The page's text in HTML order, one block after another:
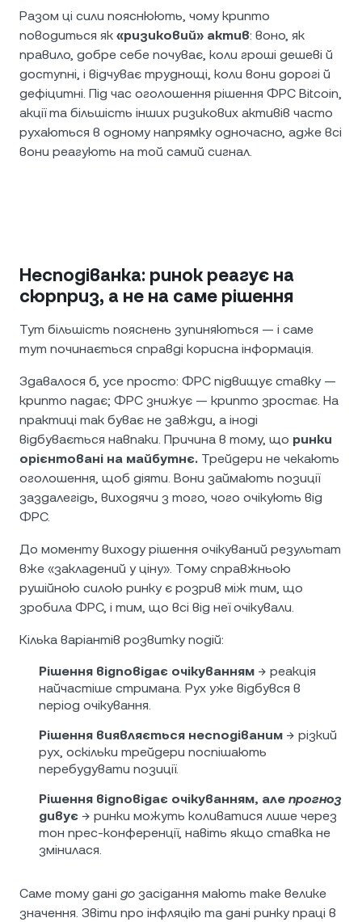
Разом ці сили пояснюють, чому крипто
поводиться як «ризиковий» актив: воно, як
правило, добре себе почуває, коли гроші дешеві й
доступні, і відчуває труднощі, коли вони дорогі й
дефіцитні. Під час оголошення рішення ФРС Bitcoin,
акції та більшість інших ризикових активів часто
рухаються в одному напрямку одночасно, адже всі
вони реагують на той самий сигнал.
Несподіванка: ринок реагує на
сюрприз, а не на саме рішення
Тут більшість пояснень зупиняються — і саме
тут починається справді корисна інформація.
Здавалося б, усе просто: ФРС підвищує ставку —
крипто падає; ФРС знижує — крипто зростає. На
практиці так буває не завжди, а іноді
відбувається навпаки. Причина в тому, що ринки
орієнтовані на майбутнє. Трейдери не чекають
оголошення, щоб діяти. Вони займають позиції
заздалегідь, виходячи з того, чого очікують від
ФРС.
До моменту виходу рішення очікуваний результат
вже «закладений у ціну». Тому справжньою
рушійною силою ринку є розрив між тим, що
зробила ФРС, і тим, що всі від неї очікували.
Кілька варіантів розвитку подій:
Рішення відповідає очікуванням → реакція
найчастіше стримана. Рух уже відбувся в
період очікування.
Рішення виявляється несподіваним → різкий
рух, оскільки трейдери поспішають
перебудувати позиції.
Рішення відповідає очікуванням, але прогноз
дивує → ринки можуть коливатися лише через
тон прес-конференції, навіть якщо ставка не
змінилася.
Саме тому дані до засідання мають таке велике
значення. Звіти про інфляцію та дані ринку праці в